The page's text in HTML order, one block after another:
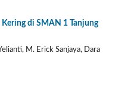
di SMAN 1 Tanjung
M. Erick Sanjaya, Dara